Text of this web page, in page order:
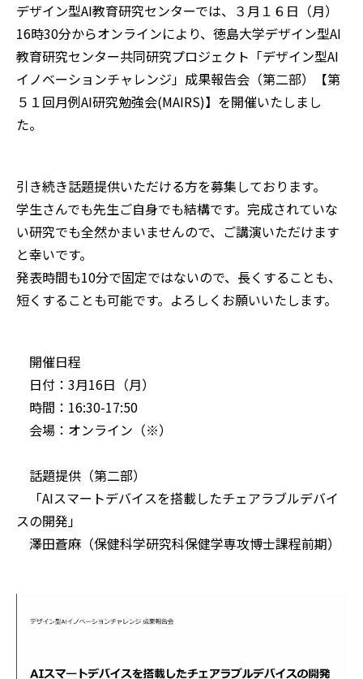
デザイン型AI教育研究センターでは、３月１６日（月）
16時30分からオンラインにより、徳島大学デザイン型AI
教育研究センター共同研究プロジェクト「デザイン型AI
イノベーションチャレンジ」成果報告会（第二部）【第
５１回月例AI研究勉強会(MAIRS)】を開催いたしまし
た。
引き続き話題提供いただける方を募集しております。
学生さんでも先生ご自身でも結構です。完成されていな
い研究でも全然かまいませんので、ご講演いただけます
と幸いです。
発表時間も10分で固定ではないので、長くすることも、
短くすることも可能です。よろしくお願いいたします。
開催日程
日付：3月16日（月）
時間：16:30-17:50
会場：オンライン（※）
話題提供（第二部）
「AIスマートデバイスを搭載したチェアラブルデバイ
スの開発」
澤田蒼麻（保健科学研究科保健学専攻博士課程前期）